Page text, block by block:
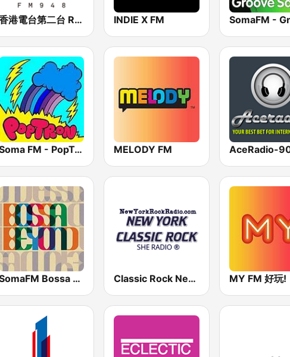
香港電台第二台 RTHK Radio 2 INDIE X FM
Soma FM - PopTron MELODY FM
SomaFM Bossa Beyond Classic Rock New York MY FM 好玩!